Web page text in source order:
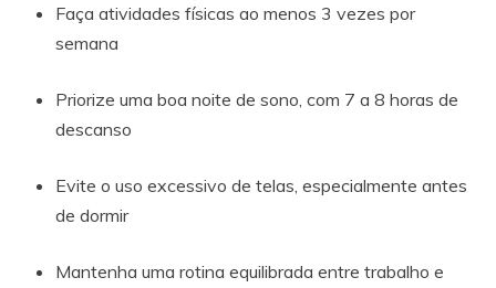
Faça atividades físicas ao menos 3 vezes por
semana
Priorize uma boa noite de sono, com 7 a 8 horas de
descanso
Evite o uso excessivo de telas, especialmente antes
de dormir
Mantenha uma rotina equilibrada entre trabalho e